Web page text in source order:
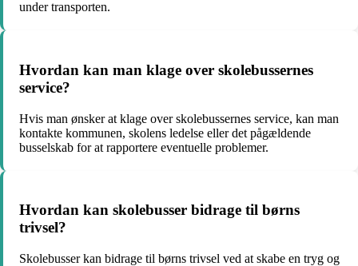
under transporten.
Hvordan kan man klage over skolebussernes
service?
Hvis man ønsker at klage over skolebussernes service, kan man
kontakte kommunen, skolens ledelse eller det pågældende
busselskab for at rapportere eventuelle problemer.
Hvordan kan skolebusser bidrage til børns
trivsel?
Skolebusser kan bidrage til børns trivsel ved at skabe en tryg og